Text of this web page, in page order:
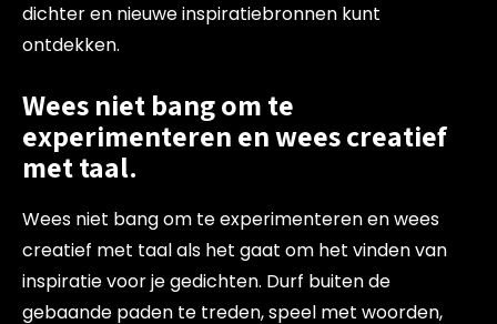
dichter en nieuwe inspiratiebronnen kunt
ontdekken.
Wees niet bang om te
experimenteren en wees creatief
met taal.
Wees niet bang om te experimenteren en wees
creatief met taal als het gaat om het vinden van
inspiratie voor je gedichten. Durf buiten de
gebaande paden te treden, speel met woorden,